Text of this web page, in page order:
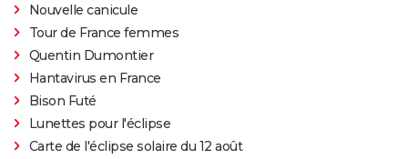
Nouvelle canicule
Tour de France femmes
Quentin Dumontier
Hantavirus en France
Bison Futé
Lunettes pour l'éclipse
Carte de l'éclipse solaire du 12 août